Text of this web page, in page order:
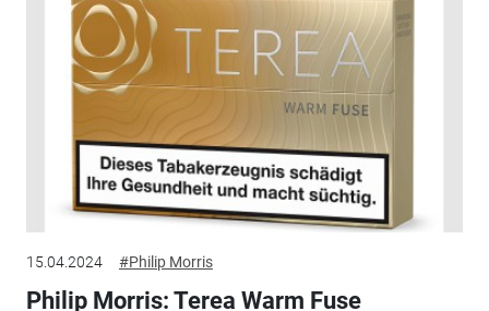
15.04.2024 #Philip Morris
Philip Morris: Terea Warm Fuse